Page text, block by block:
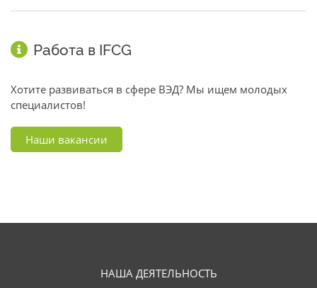
Работа в IFCG
Хотите развиваться в сфере ВЭД? Мы ищем молодых
специалистов!
Наши вакансии
НАША ДЕЯТЕЛЬНОСТЬ